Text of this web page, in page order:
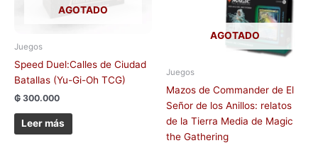
AGOTADO
Juegos
Speed Duel:Calles de Ciudad
Batallas (Yu-Gi-Oh TCG)
₲ 300.000
Leer más
AGOTADO
Juegos
Mazos de Commander de El
Señor de los Anillos: relatos
de la Tierra Media de Magic
the Gathering
Las
pueden
en
página